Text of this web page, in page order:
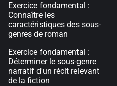
Exercice fondamental :
Connaître les
caractéristiques des sous-
genres de roman
Exercice fondamental :
Déterminer le sous-genre
narratif d'un récit relevant
de la fiction